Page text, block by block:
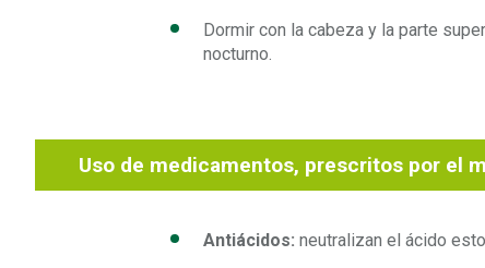
Dormir con la cabeza y la parte
nocturno.
Uso de medicamentos, prescritos por el
Antiácidos: neutralizan el ácido